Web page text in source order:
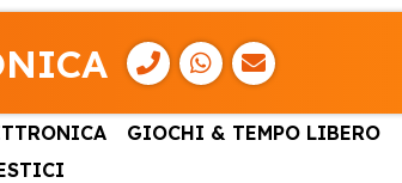
GIOCHI & TEMPO LIBERO